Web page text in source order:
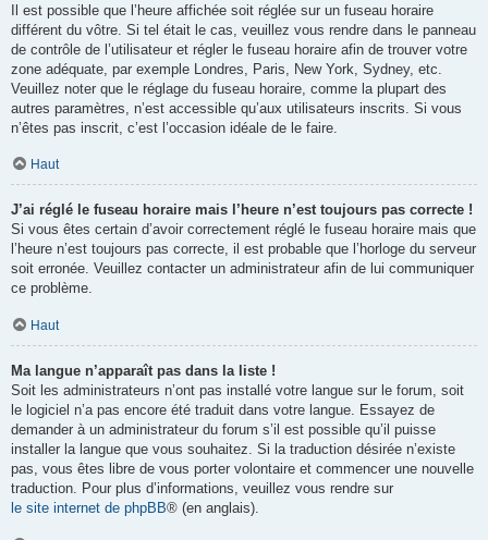
Il est possible que l’heure affichée soit réglée sur un fuseau horaire
différent du vôtre. Si tel était le cas, veuillez vous rendre dans le panneau
de contrôle de l’utilisateur et régler le fuseau horaire afin de trouver votre
zone adéquate, par exemple Londres, Paris, New York, Sydney, etc.
Veuillez noter que le réglage du fuseau horaire, comme la plupart des
autres paramètres, n’est accessible qu’aux utilisateurs inscrits. Si vous
n’êtes pas inscrit, c’est l’occasion idéale de le faire.
Haut
J’ai réglé le fuseau horaire mais l’heure n’est toujours pas correcte !
Si vous êtes certain d’avoir correctement réglé le fuseau horaire mais que
l’heure n’est toujours pas correcte, il est probable que l’horloge du serveur
soit erronée. Veuillez contacter un administrateur afin de lui communiquer
ce problème.
Haut
Ma langue n’apparaît pas dans la liste !
Soit les administrateurs n’ont pas installé votre langue sur le forum, soit
le logiciel n’a pas encore été traduit dans votre langue. Essayez de
demander à un administrateur du forum s’il est possible qu’il puisse
installer la langue que vous souhaitez. Si la traduction désirée n’existe
pas, vous êtes libre de vous porter volontaire et commencer une nouvelle
traduction. Pour plus d’informations, veuillez vous rendre sur
le site internet de phpBB® (en anglais).